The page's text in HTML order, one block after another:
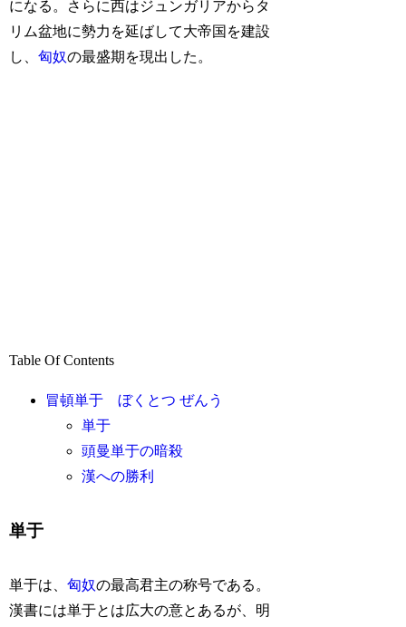
になる。さらに西はジュンガリアからタ
リム盆地に勢力を延ばして大帝国を建設
し、匈奴の最盛期を現出した。
Table Of Contents
冒頓単于 ぼくとつ ぜんう
単于
頭曼単于の暗殺
漢への勝利
単于
単于は、匈奴の最高君主の称号である。
漢書には単于とは広大の意とあるが、明